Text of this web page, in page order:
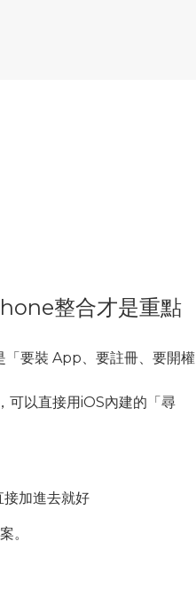
整合才是重點
「要裝 App、要註冊、要開權
以直接用iOS內建的「尋
加進去就好
。